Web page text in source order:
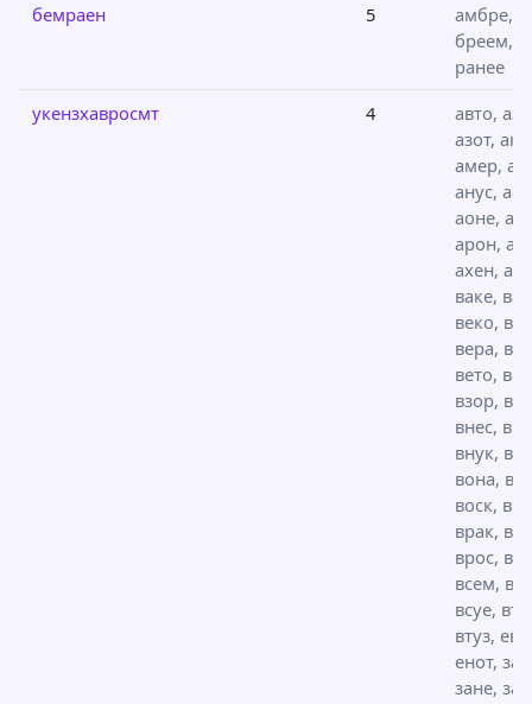
бемраен
5
амбре,
бреем,
ранее
укензхавросмт
4
авто,
азот,
амер,
анус,
аоне,
арон,
ахен,
ваке,
веко,
вера,
вето,
взор,
внес,
внук,
вона,
воск,
врак,
врос,
всем,
всуе,
втуз,
енот,
зане,